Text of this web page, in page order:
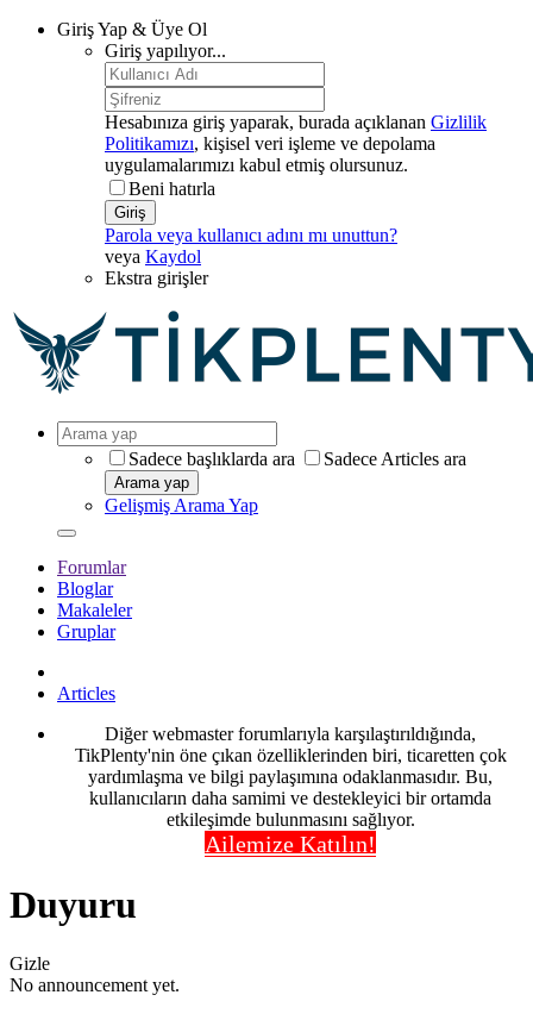
Giriş Yap & Üye Ol
Giriş yapılıyor...
Hesabınıza giriş yaparak, burada açıklanan Gizlilik
Politikamızı, kişisel veri işleme ve depolama
uygulamalarımızı kabul etmiş olursunuz.
Beni hatırla
Giriş
Parola veya kullanıcı adını mı unuttun?
veya Kaydol
Ekstra girişler
Sadece başlıklarda ara Sadece Articles ara
Arama yap
Gelişmiş Arama Yap
Forumlar
Bloglar
Makaleler
Gruplar
Articles
Diğer webmaster forumlarıyla karşılaştırıldığında,
TikPlenty'nin öne çıkan özelliklerinden biri, ticaretten çok
yardımlaşma ve bilgi paylaşımına odaklanmasıdır. Bu,
kullanıcıların daha samimi ve destekleyici bir ortamda
etkileşimde bulunmasını sağlıyor.
Ailemize Katılın!
Duyuru
Gizle
No announcement yet.